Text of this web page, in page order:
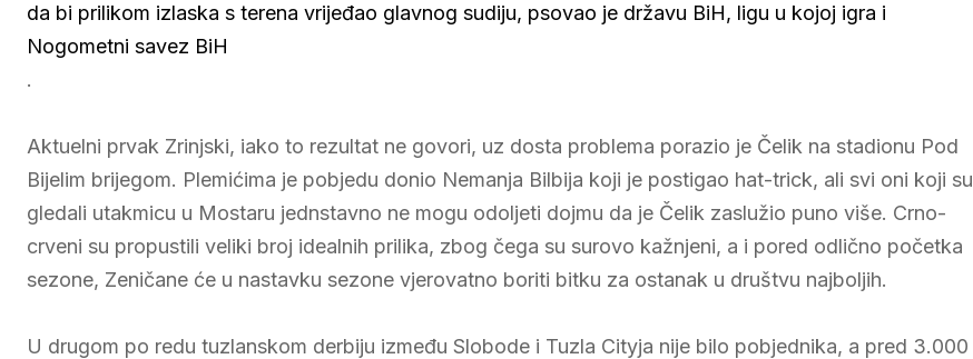
da bi prilikom izlaska s terena vrijeđao glavnog sudiju, psovao je državu BiH, ligu u kojoj igra i
Nogometni savez BiH
.
Aktuelni prvak Zrinjski, iako to rezultat ne govori, uz dosta problema porazio je Čelik na stadionu Pod
Bijelim brijegom. Plemićima je pobjedu donio Nemanja Bilbija koji je postigao hat-trick, ali svi oni koji su
gledali utakmicu u Mostaru jednstavno ne mogu odoljeti dojmu da je Čelik zaslužio puno više. Crno-
crveni su propustili veliki broj idealnih prilika, zbog čega su surovo kažnjeni, a i pored odlično početka
sezone, Zeničane će u nastavku sezone vjerovatno boriti bitku za ostanak u društvu najboljih.
U drugom po redu tuzlanskom derbiju između Slobode i Tuzla Cityja nije bilo pobjednika, a pred 3.000